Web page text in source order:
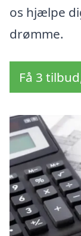
os hjælpe
drømme.
Få 3